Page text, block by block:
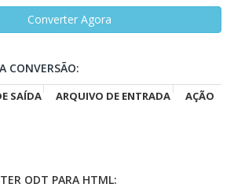
CONVERSÃO:
SAÍDA ARQUIVO DE ENTRADA AÇÃO
ODT PARA HTML: